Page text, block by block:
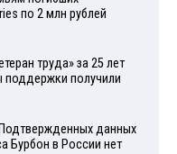
по 2 млн рублей
труда» за 25 лет
поддержки получили
данных
Бурбон в России нет